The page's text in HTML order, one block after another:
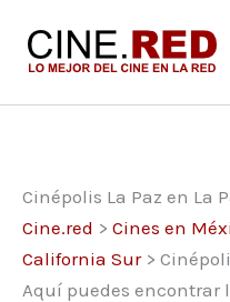
contenido
Cinépolis La Paz en La
Cine.red > Cines en
California Sur >
Aquí puedes encontrar